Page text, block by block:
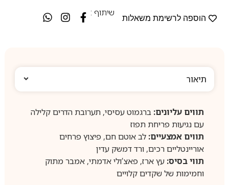
הוספה לרשימת משאלות
שיתוף :
תיאור
תווים עליונים:ברגמוט עסיסי, תערובת הדרים קלילה
עם נגיעות פריחת תפוז
תווים אמצעיים:לב אוטם חם, פיצוץ פרחים
אוריינטליים רכים, ורד דמשק עדין
תווי בסיס:עץ ארז, פאצ’ולי אדמתי, אמבר מתוק
וחמימות של שקדים קלויים